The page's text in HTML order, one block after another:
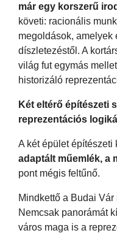
már egy korszerű
követi: racionális
megoldások, amelyek
díszletezéstől. A
világ fut egymás
historizáló
Két eltérő építészeti
reprezentációs
A két épület építészeti
adaptált műemlék, a
pont mégis feltűnő.
Mindkettő a Budai
Nemcsak panorámát
város maga is a